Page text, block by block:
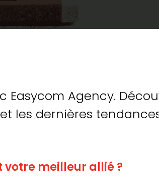
Agency.
les dernières
votre meilleur allié ?